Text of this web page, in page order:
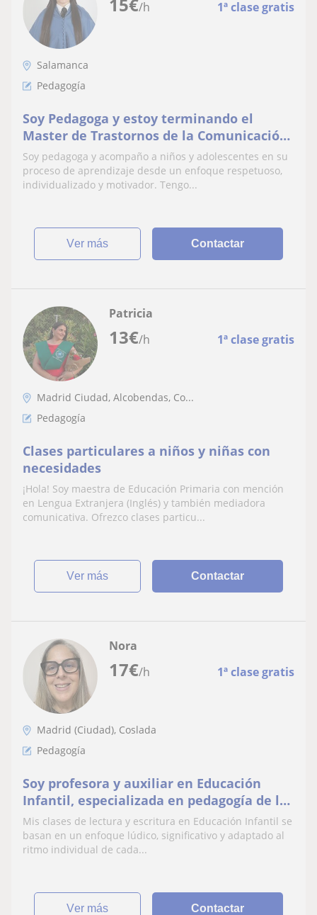
/h 1ª clase gratis
Salamanca
Pedagogía
Soy Pedagoga y estoy terminando el
Master de Trastornos de la Comunicación:
Neurociencia de Audición y Lenguaje
Soy pedagoga y acompaño a niños y adolescentes en su
proceso de aprendizaje desde un enfoque respetuoso,
individualizado y motivador. Tengo...
ver más Contactar
13€/h 1ª clase gratis
Patricia
Madrid Ciudad, Alcobendas, Co...
Pedagogía
Clases particulares a niños y niñas con
necesidades
¡Hola! Soy maestra de Educación Primaria con mención
en Lengua Extranjera (Inglés) y también mediadora
comunicativa. Ofrezco clases particu...
ver más Contactar
17€/h 1ª clase gratis
Nora
Madrid (Ciudad), Coslada
Pedagogía
Soy profesora y auxiliar en Educación
Infantil, especializada en pedagogía de la
lectura y la escritura en la primera
infancia.
Mis clases de lectura y escritura en Educación Infantil se
basan en un enfoque lúdico, significativo y adaptado al
ritmo individual de cada...
ver más Contactar